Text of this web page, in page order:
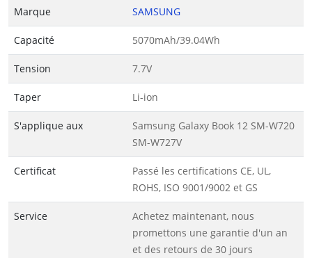
Marque SAMSUNG
Capacité 5070mAh/39.04Wh
Tension 7.7V
Taper Li-ion
S'applique aux
Samsung Galaxy Book 12 SM-W720
SM-W727V
Certificat
Passé les certifications CE, UL,
ROHS, ISO 9001/9002 et GS
Service
Achetez maintenant, nous
promettons une garantie d'un an
et des retours de 30 jours